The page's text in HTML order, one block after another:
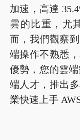
加速，高達
雲的比重，尤
而，我們觀察
端操作不熟悉
優勢，您的雲
端人才，推出
業快速上手